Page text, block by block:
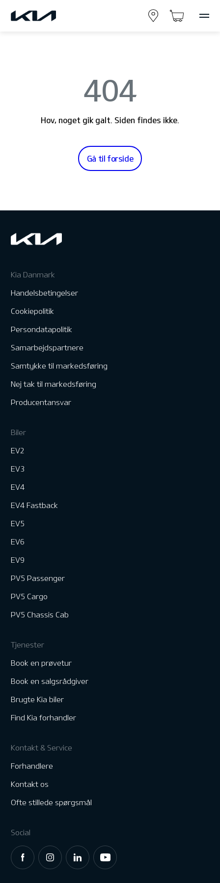
404
Hov, noget gik galt. Siden findes ikke.
Gå til forside
Kia Danmark
Handelsbetingelser
Cookiepolitik
Persondatapolitik
Samarbejdspartnere
Samtykke til markedsføring
Nej tak til markedsføring
Producentansvar
Biler
EV2
EV3
EV4
EV4 Fastback
EV5
EV6
EV9
PV5 Passenger
PV5 Cargo
PV5 Chassis Cab
Tjenester
Book en prøvetur
Book en salgsrådgiver
Brugte Kia biler
Find Kia forhandler
Kontakt & Service
Forhandlere
Kontakt os
Ofte stillede spørgsmål
Social